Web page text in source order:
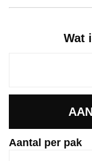
Wat
Aantal per pak